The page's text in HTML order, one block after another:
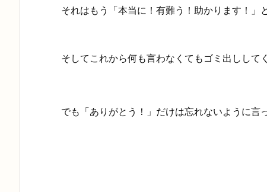
それはもう「本当に！有難う！助かります！」
そしてこれから何も言わなくてもゴミ出しして
でも「ありがとう！」だけは忘れないように言